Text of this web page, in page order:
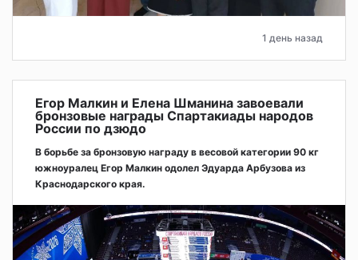
1 день назад
Егор Малкин и Елена Шманина завоевали
бронзовые награды Спартакиады народов
России по дзюдо
В борьбе за бронзовую награду в весовой категории 90 кг
южноуралец Егор Малкин одолел Эдуарда Арбузова из
Краснодарского края.